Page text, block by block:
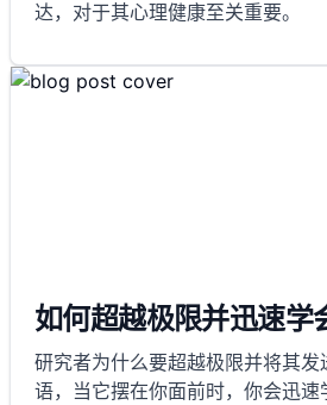
达，对于其心理健康至关重要。
如何超越极限并迅速学
研究者为什么要超越极限并将其
语，当它摆在你面前时，你会迅速